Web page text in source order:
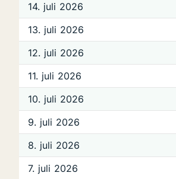
14. juli 2026
13. juli 2026
12. juli 2026
11. juli 2026
10. juli 2026
9. juli 2026
8. juli 2026
7. juli 2026